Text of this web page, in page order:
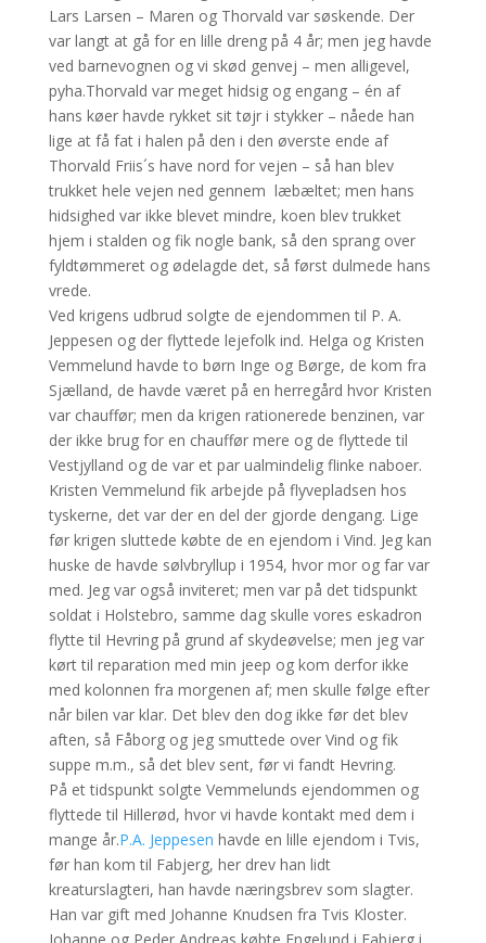
Lars Larsen – Maren og Thorvald var søskende. Der
var langt at gå for en lille dreng på 4 år; men jeg havde
ved barnevognen og vi skød genvej – men alligevel,
pyha.Thorvald var meget hidsig og engang – én af
hans køer havde rykket sit tøjr i stykker – nåede han
lige at få fat i halen på den i den øverste ende af
Thorvald Friis´s have nord for vejen – så han blev
trukket hele vejen ned gennem læbæltet; men hans
hidsighed var ikke blevet mindre, koen blev trukket
hjem i stalden og fik nogle bank, så den sprang over
fyldtømmeret og ødelagde det, så først dulmede hans
vrede.
Ved krigens udbrud solgte de ejendommen til P. A.
Jeppesen og der flyttede lejefolk ind. Helga og Kristen
Vemmelund havde to børn Inge og Børge, de kom fra
Sjælland, de havde været på en herregård hvor Kristen
var chauffør; men da krigen rationerede benzinen, var
der ikke brug for en chauffør mere og de flyttede til
Vestjylland og de var et par ualmindelig flinke naboer.
Kristen Vemmelund fik arbejde på flyvepladsen hos
tyskerne, det var der en del der gjorde dengang. Lige
før krigen sluttede købte de en ejendom i Vind. Jeg kan
huske de havde sølvbryllup i 1954, hvor mor og far var
med. Jeg var også inviteret; men var på det tidspunkt
soldat i Holstebro, samme dag skulle vores eskadron
flytte til Hevring på grund af skydeøvelse; men jeg var
kørt til reparation med min jeep og kom derfor ikke
med kolonnen fra morgenen af; men skulle følge efter
når bilen var klar. Det blev den dog ikke før det blev
aften, så Fåborg og jeg smuttede over Vind og fik
suppe m.m., så det blev sent, før vi fandt Hevring.
På et tidspunkt solgte Vemmelunds ejendommen og
flyttede til Hillerød, hvor vi havde kontakt med dem i
mange år.P.A. Jeppesen havde en lille ejendom i Tvis,
før han kom til Fabjerg, her drev han lidt
kreaturslagteri, han havde næringsbrev som slagter.
Han var gift med Johanne Knudsen fra Tvis Kloster.
Johanne og Peder Andreas købte Engelund i Fabjerg i